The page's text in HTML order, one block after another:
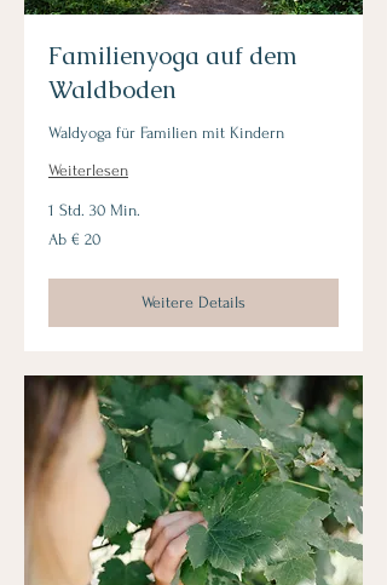
Familienyoga auf dem
Waldboden
Waldyoga für Familien mit Kindern
Weiterlesen
1 Std. 30 Min.
Ab
20
Ab € 20
Weitere Details